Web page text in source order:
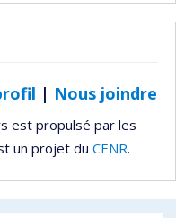
| Nous joindre
est propulsé par les
un projet du CENR.